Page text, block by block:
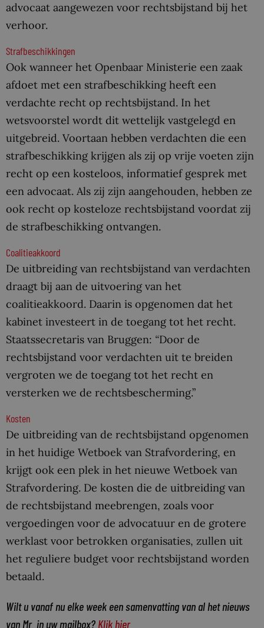
advocaat aangewezen voor rechtsbijstand bij het
verhoor.
Strafbeschikkingen
Ook wanneer het Openbaar Ministerie een zaak
afdoet met een strafbeschikking heeft een
verdachte recht op rechtsbijstand. In het
wetsvoorstel wordt dit wettelijk vastgelegd en
uitgebreid. Voortaan hebben verdachten die een
strafbeschikking krijgen als zij op vrije voeten zijn
recht op een kosteloos, informatief gesprek met
een advocaat. Als zij zijn aangehouden, hebben ze
ook recht op kosteloze rechtsbijstand voordat zij
de strafbeschikking ontvangen.
Coalitieakkoord
De uitbreiding van rechtsbijstand van verdachten
draagt bij aan de uitvoering van het
coalitieakkoord. Daarin is opgenomen dat het
kabinet investeert in de toegang tot het recht.
Staatssecretaris van Bruggen: “Door de
rechtsbijstand voor verdachten uit te breiden
vergroten we de toegang tot het recht en
versterken we de rechtsbescherming.”
Kosten
De uitbreiding van de rechtsbijstand opgenomen
in het huidige Wetboek van Strafvordering, en
krijgt ook een plek in het nieuwe Wetboek van
Strafvordering. De kosten die de uitbreiding van
de rechtsbijstand meebrengen, zoals voor
vergoedingen voor de advocatuur en de grotere
werklast voor betrokken organisaties, zullen uit
het reguliere budget voor rechtsbijstand worden
betaald.
Wilt u vanaf nu elke week een samenvatting van al het nieuws
van Mr. in uw mailbox? Klik hier